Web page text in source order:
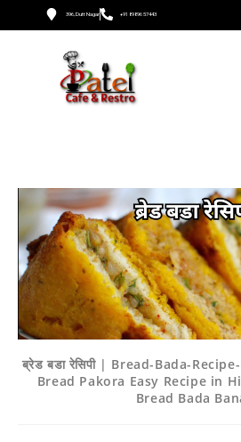
396, Dutt Nagar +91 89896 57443
ब्रेड बडा रेसिपी | Bread-Bada-
Bread Pakora Easy Recipe in
Bread Bada